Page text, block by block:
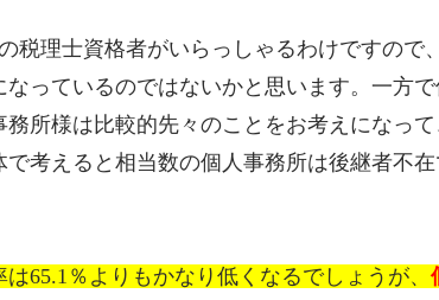
税理士資格者がいらっしゃるわけですので
っているのではないかと思います。一方
所様は比較的先々のことをお考えになっ
考えると相当数の個人事務所は後継者不
65.1％よりもかなり低くなるでしょうが、